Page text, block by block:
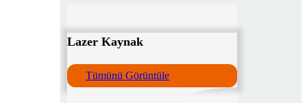
Lazer Kaynak
Tümünü Görüntüle